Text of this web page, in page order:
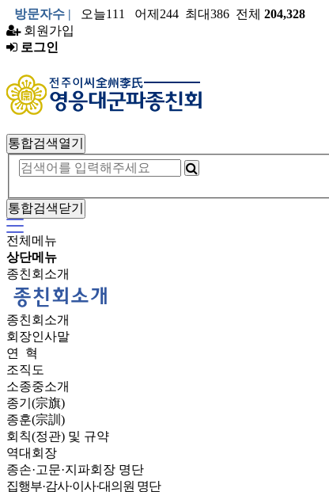
방문자수 | 오늘111 어제244 최대386 전체 204,328
회원가입
로그인
통합검색열기
통합검색닫기
전체메뉴
상단메뉴
종친회소개
종친회소개
회장인사말
연 혁
조직도
소종중소개
종기(宗旗)
종훈(宗訓)
회칙(정관) 및 규약
역대회장
종손·고문·지파회장 명단
집행부·감사·이사·대의원 명단